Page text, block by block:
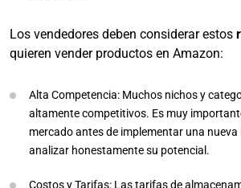
Los vendedores deben considerar estos
quieren vender productos en Amazon:
Alta Competencia: Muchos nichos y
altamente competitivos. Es muy
mercado antes de implementar una
analizar honestamente su potencial.
Costos y Tarifas: Las tarifas de